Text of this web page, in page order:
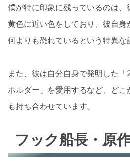
僕が特に印象に残っているのは、
黄色に近い色をしており、彼自身
何よりも恐れているという特異な
また、彼は自分自身で発明した
ホルダー」を愛用するなど、ど
も持ち合わせています。
フック船長・原